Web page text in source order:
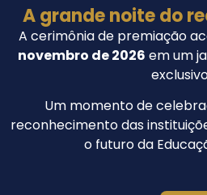
A grande noite do
A cerimônia de premiação
novembro de 2026 em um
Um momento de
reconhecimento das
o futuro da